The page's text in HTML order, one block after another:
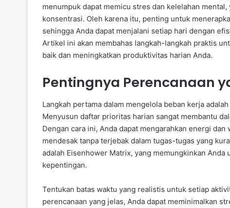
menumpuk dapat memicu stres dan kelelahan
konsentrasi. Oleh karena itu, penting untuk
sehingga Anda dapat menjalani setiap hari dengan
Artikel ini akan membahas langkah-langkah praktis
baik dan meningkatkan produktivitas harian Anda.
Pentingnya Perencanaan
Langkah pertama dalam mengelola beban kerja
Menyusun daftar prioritas harian sangat membantu
Dengan cara ini, Anda dapat mengarahkan energi
mendesak tanpa terjebak dalam tugas-tugas yang
adalah Eisenhower Matrix, yang memungkinkan
kepentingan.
Tentukan batas waktu yang realistis untuk setiap
perencanaan yang jelas, Anda dapat meminimalkan